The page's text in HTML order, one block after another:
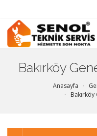
Bakırköy
Anasayfa